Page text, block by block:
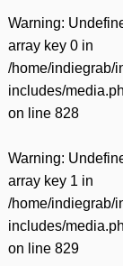
Warning:
array key 0 in
/home/indiegrab/
includes/
on line 828
Warning:
array key 1 in
/home/indiegrab/
includes/
on line 829